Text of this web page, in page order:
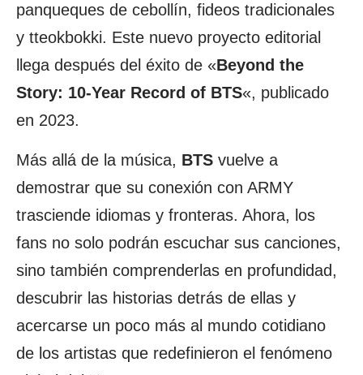
panqueques de cebollín, fideos tradicionales
y tteokbokki. Este nuevo proyecto editorial
llega después del éxito de «Beyond the
Story: 10-Year Record of BTS«, publicado
en 2023.
Más allá de la música, BTS vuelve a
demostrar que su conexión con ARMY
trasciende idiomas y fronteras. Ahora, los
fans no solo podrán escuchar sus canciones,
sino también comprenderlas en profundidad,
descubrir las historias detrás de ellas y
acercarse un poco más al mundo cotidiano
de los artistas que redefinieron el fenómeno